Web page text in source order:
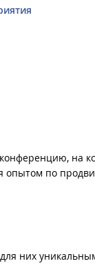
на
опытом по
них